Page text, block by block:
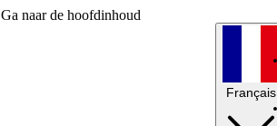
Ga naar de hoofdinhoud
Français